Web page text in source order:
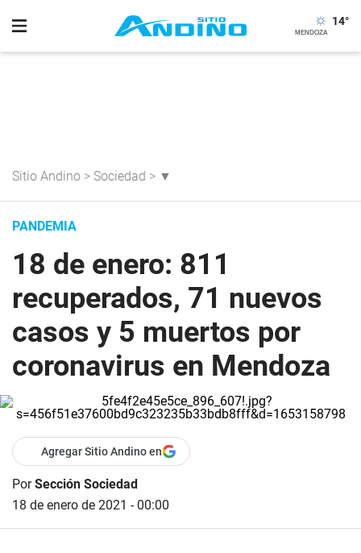
14°
Sitio Andino > Sociedad > ▼
PANDEMIA
18 de enero: 811
recuperados, 71 nuevos
casos y 5 muertos por
coronavirus en Mendoza
Agregar Sitio Andino en
PorSección Sociedad
18 de enero de 2021 - 00:00